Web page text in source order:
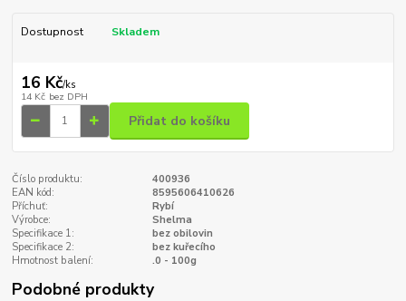
Dostupnost Skladem
16 Kč/ks
14 Kč bez DPH
Přidat do košíku
Číslo produktu:
400936
EAN kód:
8595606410626
Příchuť:
Rybí
Výrobce:
Shelma
Specifikace 1:
bez obilovin
Specifikace 2:
bez kuřecího
Hmotnost balení:
.0 - 100g
Podobné produkty